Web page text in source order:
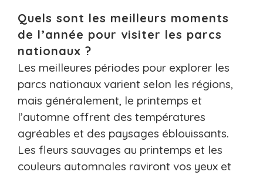
Quels sont les meilleurs moments
de l’année pour visiter les parcs
nationaux ?
Les meilleures périodes pour explorer les
parcs nationaux varient selon les régions,
mais généralement, le printemps et
l’automne offrent des températures
agréables et des paysages éblouissants.
Les fleurs sauvages au printemps et les
couleurs automnales raviront vos yeux et